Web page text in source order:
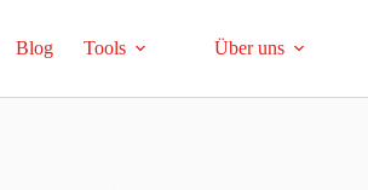
Blog Tools Über uns